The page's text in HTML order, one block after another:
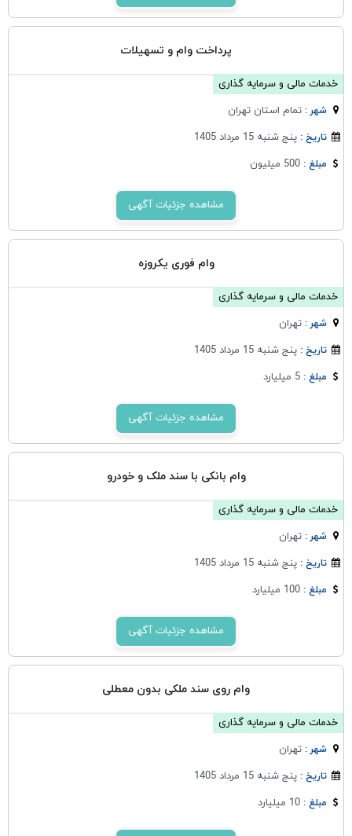
پرداخت وام و تسهیلات
خدمات مالی و سرمایه گذاری
شهر :تمام استان تهران
تاریخ :پنج شنبه 15 مرداد 1405
مبلغ :500 میلیون
مشاهده جزئیات آگهی
وام فوری یکروزه
خدمات مالی و سرمایه گذاری
شهر :تهران
تاریخ :پنج شنبه 15 مرداد 1405
مبلغ :5 میلیارد
مشاهده جزئیات آگهی
وام بانکی با سند ملک و خودرو
خدمات مالی و سرمایه گذاری
شهر :تهران
تاریخ :پنج شنبه 15 مرداد 1405
مبلغ :100 میلیارد
مشاهده جزئیات آگهی
وام روی سند ملکی بدون معطلی
خدمات مالی و سرمایه گذاری
شهر :تهران
تاریخ :پنج شنبه 15 مرداد 1405
مبلغ :10 میلیارد